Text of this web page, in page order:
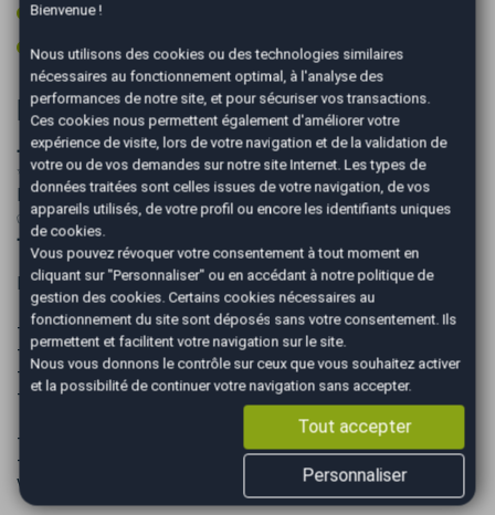
Volant cuir
Volant multifonctions
Informations complémentaires
➖➖➖➖➖➖➖➖➖➖➖➖➖➖
✨PLUS DE PHOTOS SUR NOTRE SITE AUTOEASY
Montpellier✨
✅Véhicule origine France PAS DE MALUS
➖➖➖➖➖➖➖➖➖➖➖➖➖➖
Les ➕
- Excellent état
- 2eme main
- 1 seule clé
- 4 Pneus OK
- Entretien à jour complet SEAT
- Dernière révision effectuée pour la vente , 4 filtres +
vidange
Bienvenue !
Nous utilisons des cookies ou des technologies similaires
nécessaires au fonctionnement optimal, à l'analyse des
performances de notre site, et pour sécuriser vos transactions.
Ces cookies nous permettent également d'améliorer votre
expérience de visite, lors de votre navigation et de la validation de
votre ou de vos demandes sur notre site Internet. Les types de
données traitées sont celles issues de votre navigation, de vos
appareils utilisés, de votre profil ou encore les identifiants uniques
de cookies.
Vous pouvez révoquer votre consentement à tout moment en
cliquant sur "Personnaliser" ou en accédant à notre politique de
gestion des cookies. Certains cookies nécessaires au
fonctionnement du site sont déposés sans votre consentement. Ils
permettent et facilitent votre navigation sur le site.
Nous vous donnons le contrôle sur ceux que vous souhaitez activer
et la possibilité de continuer votre navigation sans accepter.
Tout accepter
Personnaliser